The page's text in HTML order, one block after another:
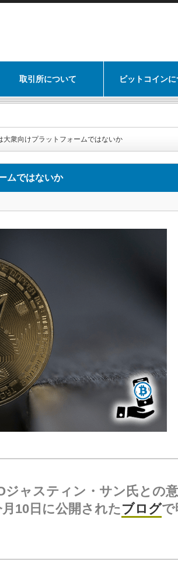
取引所について ビットコイン
衆向けプラットフォームではないか
ムではないか
ャスティン・サン氏との
10日に公開された ブログで